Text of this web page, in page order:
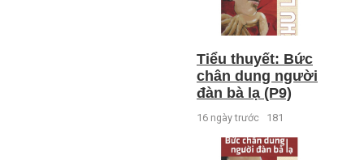
Tiểu thuyết: Bức
chân dung người
đàn bà lạ (P9)
16 ngày trước 181